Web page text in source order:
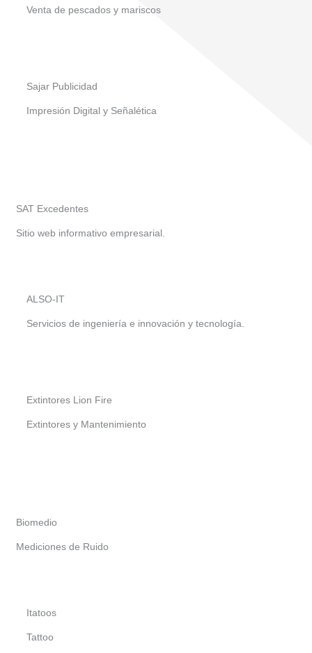
Venta de pescados y mariscos
Sajar Publicidad
Impresión Digital y Señalética
SAT Excedentes
Sitio web informativo empresarial.
ALSO-IT
Servicios de ingeniería e innovación y tecnología.
Extintores Lion Fire
Extintores y Mantenimiento
Biomedio
Mediciones de Ruido
Itatoos
Tattoo